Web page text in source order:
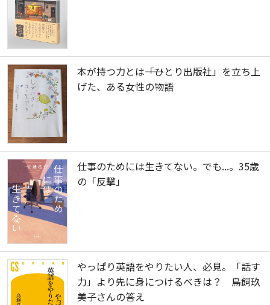
本が持つ力とは――「ひとり出版社」を立ち上
げた、ある女性の物語
仕事のためには生きてない。でも...。35歳
の「反撃」
やっぱり英語をやりたい人、必見。「話す
力」より先に身につけるべきは？ 鳥飼玖
美子さんの答え